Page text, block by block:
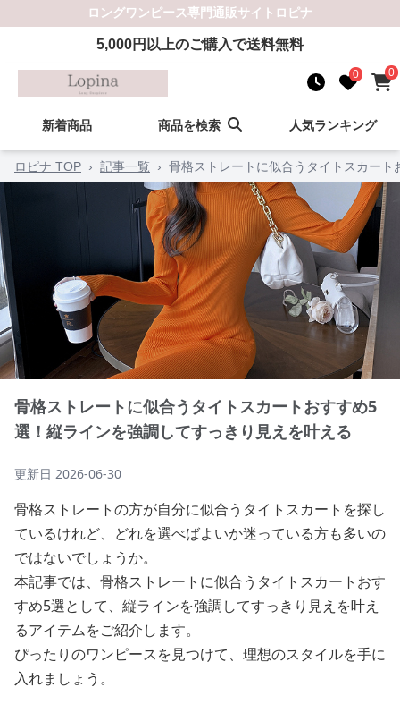
ロングワンピース専門通販サイト ロピナ
5,000円以上のご購入で送料無料
0 0
新着商品 商品を検索 人気ランキング
ロピナ TOP › 記事一覧 › 骨格ストレートに似合うタイトスカー
骨格ストレートに似合うタイトスカートおすすめ5
選！縦ラインを強調してすっきり見えを叶える
更新日 2026-06-30
骨格ストレートの方が自分に似合うタイトスカートを探し
ているけれど、どれを選べばよいか迷っている方も多いの
ではないでしょうか。
本記事では、骨格ストレートに似合うタイトスカートおす
すめ5選として、縦ラインを強調してすっきり見えを叶え
るアイテムをご紹介します。
ぴったりのワンピースを見つけて、理想のスタイルを手に
入れましょう。